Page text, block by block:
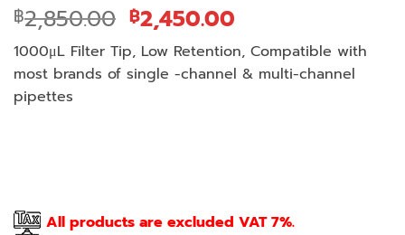
฿2,850.00 Original
price
was:
฿2,850.00.
฿2,450.00
price
is:
฿2,450.00.
1000μL Filter Tip, Low Retention, Compatible with
most brands of single -channel & multi-channel
pipettes
All products are excluded VAT 7%.